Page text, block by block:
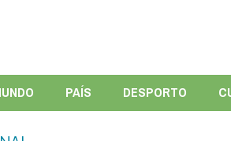
PAÍS DESPORTO